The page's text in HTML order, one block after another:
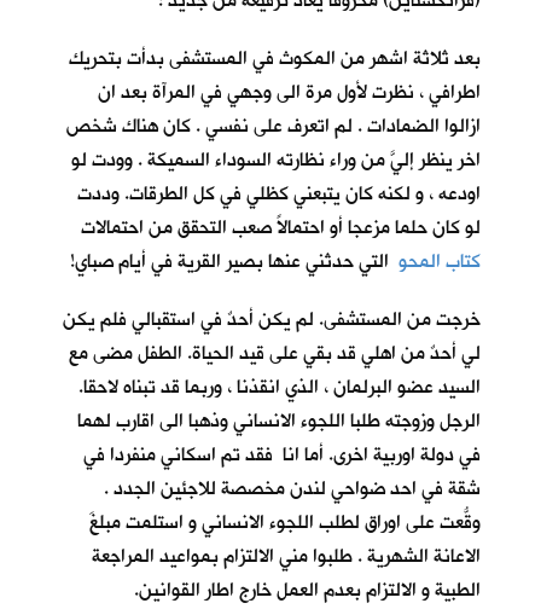
بعد ثلاثة اشهر من المكوث في المستشفى بدأت بتحريك
اطرافي ، نظرت لأول مرة الى وجهي في المرآة بعد ان
ازالوا الضمادات . لم اتعرف على نفسي . كان هناك شخص
اخر ينظر إليَّ من وراء نظارته السوداء السميكة . وودت لو
اودعه ، و لكنه كان يتبعني كظلي في كل الطرقات. وددت
لو كان حلما مزعجا أو احتمالاً صعب التحقق من احتمالات
كتاب المحو التي حدثني عنها بصير القرية في أيام صباي!
خرجت من المستشفى. لم يكن أحدٌ في استقبالي فلم يكن
لي أحدٌ من اهلي قد بقي على قيد الحياة. الطفل مضى مع
السيد عضو البرلمان ، الذي انقذنا ، وربما قد تبناه لاحقا.
الرجل وزوجته طلبا اللجوء الانساني وذهبا الى اقارب لهما
في دولة اوربية اخرى. أما انا فقد تم اسكاني منفردا في
شقة في احد ضواحي لندن مخصصة للاجئين الجدد .
وقّعتُ على اوراق لطلب اللجوء الانساني و استلمت مبلغَ
الاعانة الشهرية . طلبوا مني الالتزام بمواعيد المراجعة
الطبية و الالتزام بعدم العمل خارج اطار القوانين.